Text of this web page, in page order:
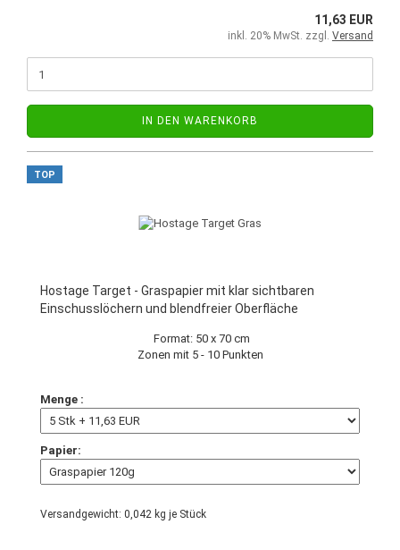
11,63 EUR
inkl. 20% MwSt. zzgl. Versand
IN DEN WARENKORB
TOP
Hostage Target - Graspapier mit klar sichtbaren
Einschusslöchern und blendfreier Oberfläche
Format: 50 x 70 cm
Zonen mit 5 - 10 Punkten
Menge :
Papier:
Versandgewicht: 0,042 kg je Stück